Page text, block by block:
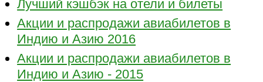
Лучший кэшбэк на отели и билеты
Акции и распродажи авиабилетов в
Индию и Азию 2016
Акции и распродажи авиабилетов в
Индию и Азию - 2015